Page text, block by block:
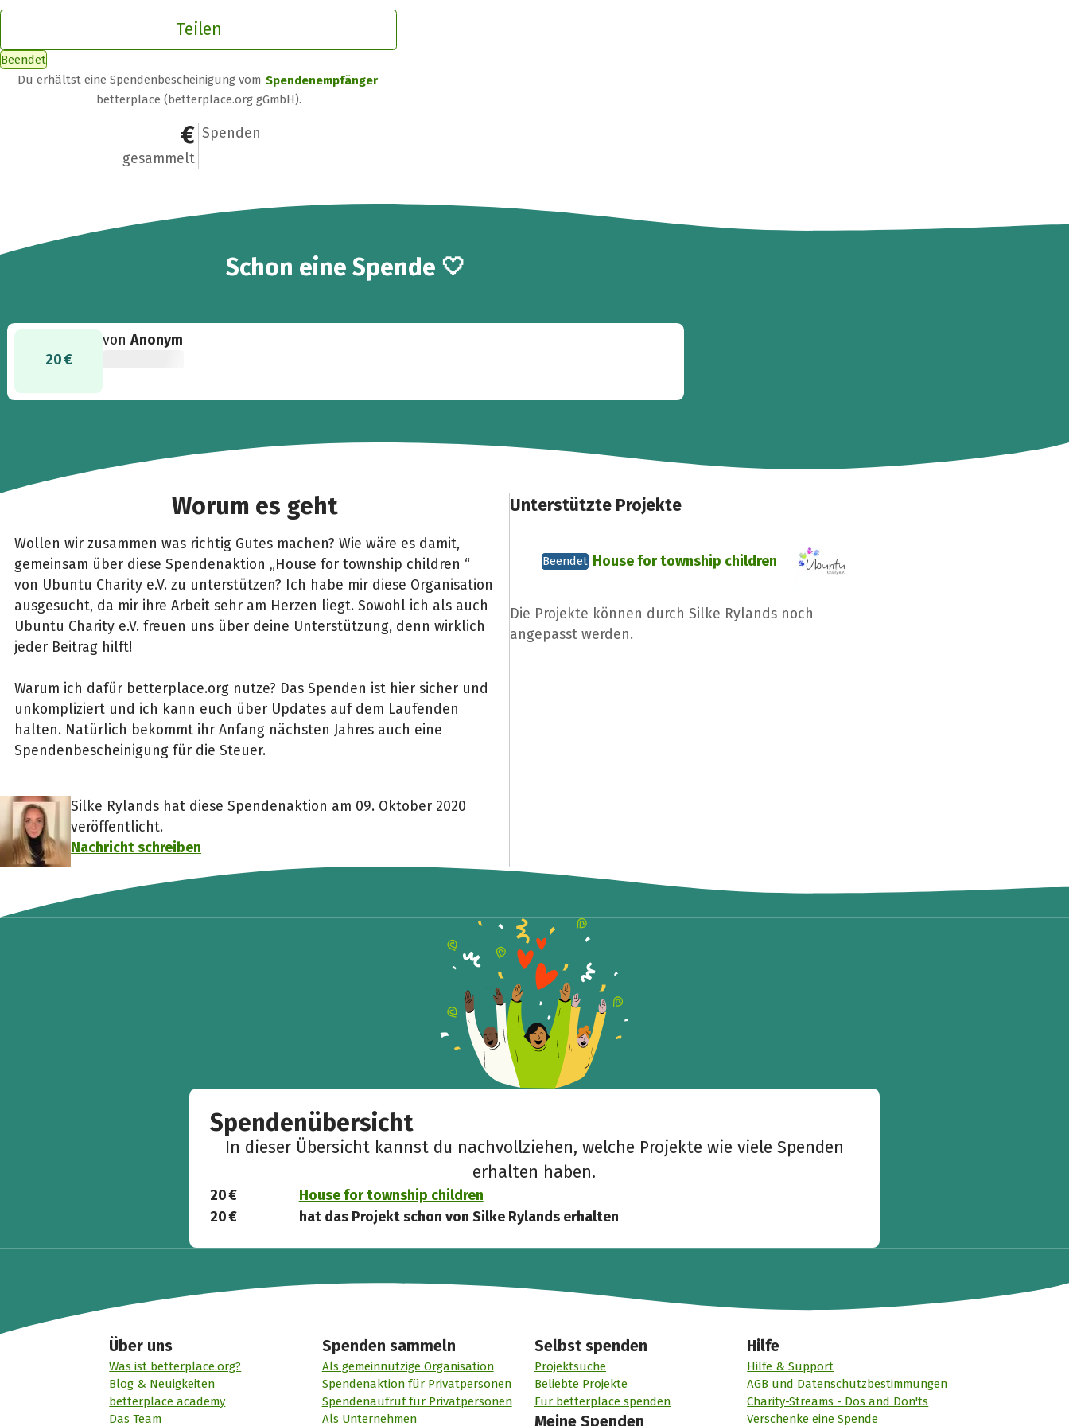
Teilen
Beendet
Du erhältst eine Spendenbescheinigung vom Spendenempfänger
betterplace (betterplace.org gGmbH).
20 €
gesammelt
1
Spenden
Schon eine Spende 🤍
20 €
vonAnonym
Worum es geht
Wollen wir zusammen was richtig Gutes machen? Wie wäre es damit,
gemeinsam über diese Spendenaktion „House for township children “
von Ubuntu Charity e.V. zu unterstützen? Ich habe mir diese Organisation
ausgesucht, da mir ihre Arbeit sehr am Herzen liegt. Sowohl ich als auch
Ubuntu Charity e.V. freuen uns über deine Unterstützung, denn wirklich
jeder Beitrag hilft!
Warum ich dafür betterplace.org nutze? Das Spenden ist hier sicher und
unkompliziert und ich kann euch über Updates auf dem Laufenden
halten. Natürlich bekommt ihr Anfang nächsten Jahres auch eine
Spendenbescheinigung für die Steuer.
Silke Rylands hat diese Spendenaktion am 09. Oktober 2020
veröffentlicht.
Nachricht schreiben
Unterstützte Projekte
Beendet House for township children
Die Projekte können durch Silke Rylands noch
angepasst werden.
Spendenübersicht
In dieser Übersicht kannst du nachvollziehen, welche Projekte wie viele Spenden
erhalten haben.
20 €
House for township children
20 €
hat das Projekt schon von Silke Rylands erhalten
Über uns
Was ist betterplace.org?
Blog & Neuigkeiten
betterplace academy
Das Team
Spenden sammeln
Als gemeinnützige Organisation
Spendenaktion für Privatpersonen
Spendenaufruf für Privatpersonen
Als Unternehmen
Selbst spenden
Projektsuche
Beliebte Projekte
Für betterplace spenden
Meine Spenden
Hilfe
Hilfe & Support
AGB und Datenschutzbestimmungen
Charity-Streams - Dos and Don'ts
Verschenke eine Spende